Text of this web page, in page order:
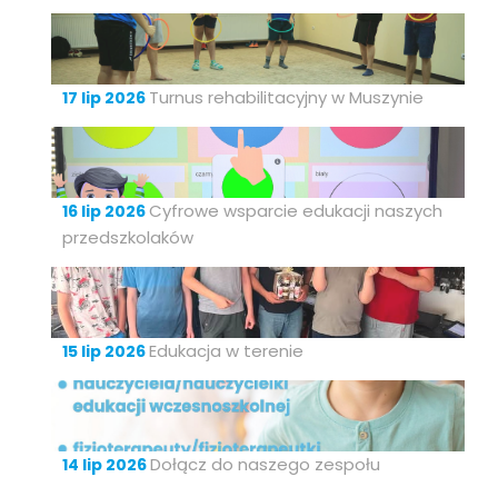
17 lip 2026 Turnus rehabilitacyjny w Muszynie
16 lip 2026 Cyfrowe wsparcie edukacji naszych
przedszkolaków
15 lip 2026Edukacja w terenie
14 lip 2026Dołącz do naszego zespołu